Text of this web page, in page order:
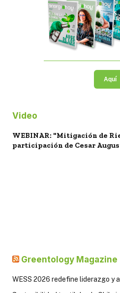
Aquí
Video
WEBINAR: "Mitigación de
participación de Cesar
Greentology Magazine
WESS 2026 redefine liderazgo y